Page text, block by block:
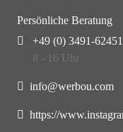
Persönliche Beratung
+49 (0) 3491-
8 - 16 Uhr
info@werbou.com
https://